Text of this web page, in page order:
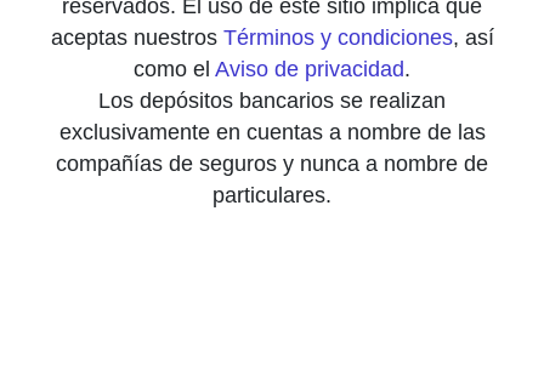
reservados. El uso de este sitio implica que
aceptas nuestros Términos y condiciones, así
como el Aviso de privacidad.
Los depósitos bancarios se realizan
exclusivamente en cuentas a nombre de las
compañías de seguros y nunca a nombre de
particulares.